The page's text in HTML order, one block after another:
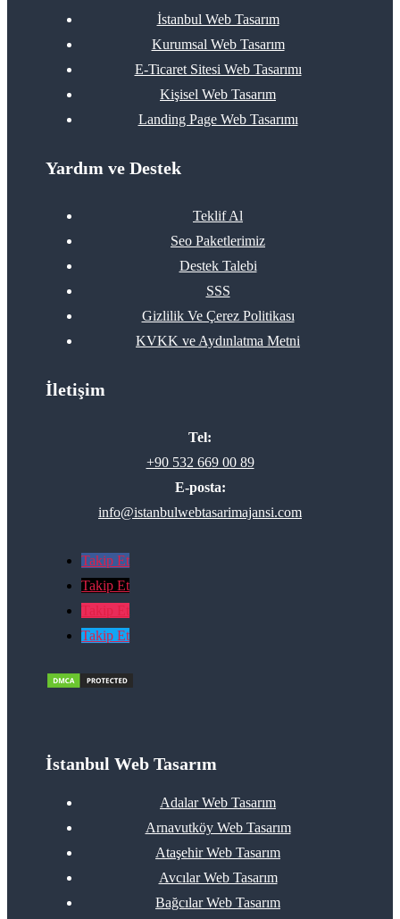
İstanbul Web Tasarım
Kurumsal Web Tasarım
E-Ticaret Sitesi Web Tasarımı
Kişisel Web Tasarım
Landing Page Web Tasarımı
Yardım ve Destek
Teklif Al
Seo Paketlerimiz
Destek Talebi
SSS
Gizlilik Ve Çerez Politikası
KVKK ve Aydınlatma Metni
İletişim
Tel:
+90 532 669 00 89
E-posta:
info@istanbulwebtasarimajansi.com
Takip Et
Takip Et
Takip Et
İstanbul Web Tasarım
Adalar Web Tasarım
Arnavutköy Web Tasarım
Ataşehir Web Tasarım
Avcılar Web Tasarım
Bağcılar Web Tasarım